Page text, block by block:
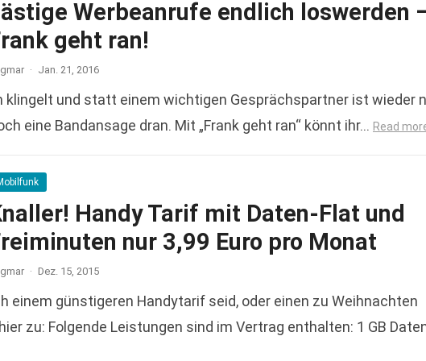
Werbeanrufe endlich loswerden
geht ran!
· Jan. 21, 2016
klingelt und statt einem wichtigen Gesprächspartner ist wieder
eine Bandansage dran. Mit „Frank geht ran“ könnt ihr… Read
Handy Tarif mit Daten-Flat und
nur 3,99 Euro pro Monat
· Dez. 15, 2015
einem günstigeren Handytarif seid, oder einen zu Weihnachten
zu: Folgende Leistungen sind im Vertrag enthalten: 1 GB